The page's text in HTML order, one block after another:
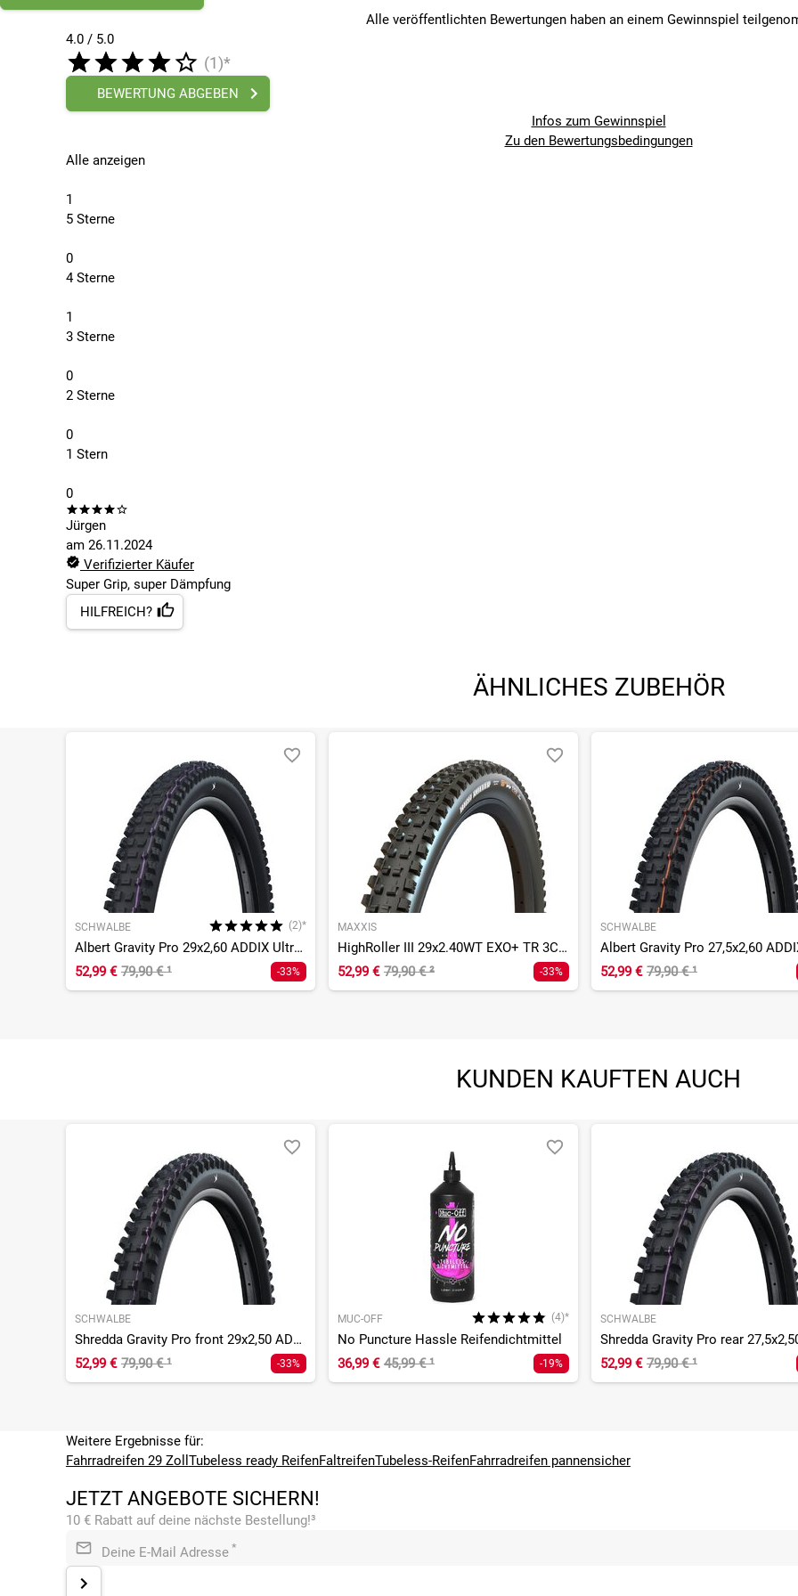
Extrem weiches Compound für maximale Dämpfung und Grip beim Hardcore-Enduro und -Downhill
PRO Line:
Der Schwalbe Shredda Rear ist die perfekte Wahl für alle, die einen zuverlässigen und leistungsstarken Reifen für extreme
suchen.
Alle veröffentlichten Bewertungen haben an einem Gewinnspiel
4.0 / 5.0
(1)*
BEWERTUNG ABGEBEN
Infos zum Gewinnspiel
Zu den Bewertungsbedingungen
Alle anzeigen
1
5 Sterne
0
4 Sterne
1
3 Sterne
0
2 Sterne
0
1 Stern
0
Jürgen
am 26.11.2024
Verifizierter Käufer
Super Grip, super Dämpfung
HILFREICH?
ÄHNLICHES ZUBEHÖR
SCHWALBE (2)*
Albert Gravity Pro 29x2,60 ADDIX UltraSoft Radial TLR E-50
52,99 € 79,90 €¹ -33%
MAXXIS
HighRoller III 29x2.40WT EXO+ TR 3C MaxxGrip
52,99 € 79,90 €² -33%
SCHWALBE
52,99 € 79,90 €¹
KUNDEN KAUFTEN AUCH
SCHWALBE
Shredda Gravity Pro front 29x2,50 ADDIX UltraSoft Radial TLR
52,99 € 79,90 €¹ -33%
MUC-OFF (4)*
No Puncture Hassle Reifendichtmittel
36,99 € 45,99 €¹ -19%
SCHWALBE
52,99 € 79,90 €¹
Weitere Ergebnisse für:
Fahrradreifen 29 Zoll Tubeless ready ReifenFaltreifenTubeless-ReifenFahrradreifen pannensicher
JETZT ANGEBOTE SICHERN!
10 € Rabatt auf deine nächste Bestellung!³
Deine E-Mail Adresse *